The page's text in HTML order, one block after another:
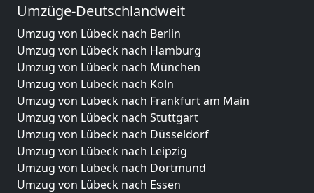
Umzüge-Deutschlandweit
Umzug von Lübeck nach Berlin
Umzug von Lübeck nach Hamburg
Umzug von Lübeck nach München
Umzug von Lübeck nach Köln
Umzug von Lübeck nach Frankfurt am Main
Umzug von Lübeck nach Stuttgart
Umzug von Lübeck nach Düsseldorf
Umzug von Lübeck nach Leipzig
Umzug von Lübeck nach Dortmund
Umzug von Lübeck nach Essen